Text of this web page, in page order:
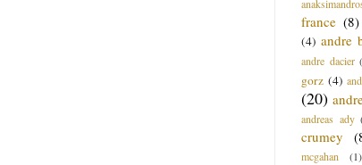
france (8)
(4) andre
andre dacier
gorz (4)
(20)
andreas ady
crumey
mcgahan
(1)